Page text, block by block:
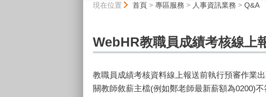
現在位置 首頁> 專區服務 > 人事資訊業務 > Q&A
WebHR教職員成績考核線上
教職員成績考核資料線上報送前執行預審作業
關教師敘薪主檔(例如鄭老師最新薪額為0200)